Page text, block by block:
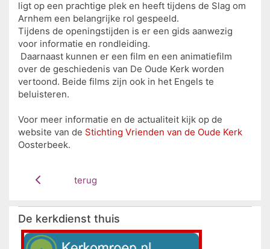
ligt op een prachtige plek en heeft tijdens de Slag om
Arnhem een belangrijke rol gespeeld.
Tijdens de openingstijden is er een gids aanwezig
voor informatie en rondleiding.
Daarnaast kunnen er een film en een animatiefilm
over de geschiedenis van De Oude Kerk worden
vertoond. Beide films zijn ook in het Engels te
beluisteren.
Voor meer informatie en de actualiteit kijk op de
website van de Stichting Vrienden van de Oude Kerk
Oosterbeek.
terug
De kerkdienst thuis